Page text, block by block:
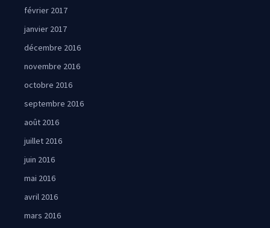
février 2017
janvier 2017
décembre 2016
novembre 2016
octobre 2016
septembre 2016
août 2016
juillet 2016
juin 2016
mai 2016
avril 2016
mars 2016